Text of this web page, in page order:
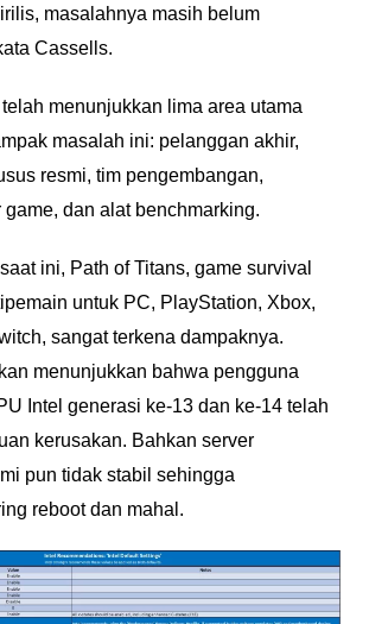
masalahnya masih belum
Cassells.
menunjukkan lima area utama
masalah ini: pelanggan akhir,
resmi, tim pengembangan,
dan alat benchmarking.
ini, Path of Titans, game survival
untuk PC, PlayStation, Xbox,
sangat terkena dampaknya.
menunjukkan bahwa pengguna
Intel generasi ke-13 dan ke-14 telah
kerusakan. Bahkan server
pun tidak stabil sehingga
reboot dan mahal.